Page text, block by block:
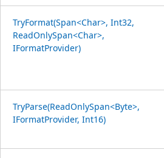
TryFormat(Span<Char>, Int32,
ReadOnlySpan<Char>,
IFormatProvider)
TryParse(ReadOnlySpan<Byte>,
IFormatProvider, Int16)